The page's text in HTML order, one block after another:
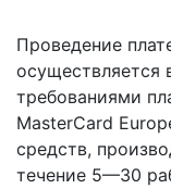
Проведение
осуществляется
требованиями
MasterCard
средств,
течение 5—30